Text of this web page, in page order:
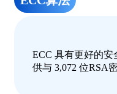
ECC 具有更好的
供与 3,072 位RSA